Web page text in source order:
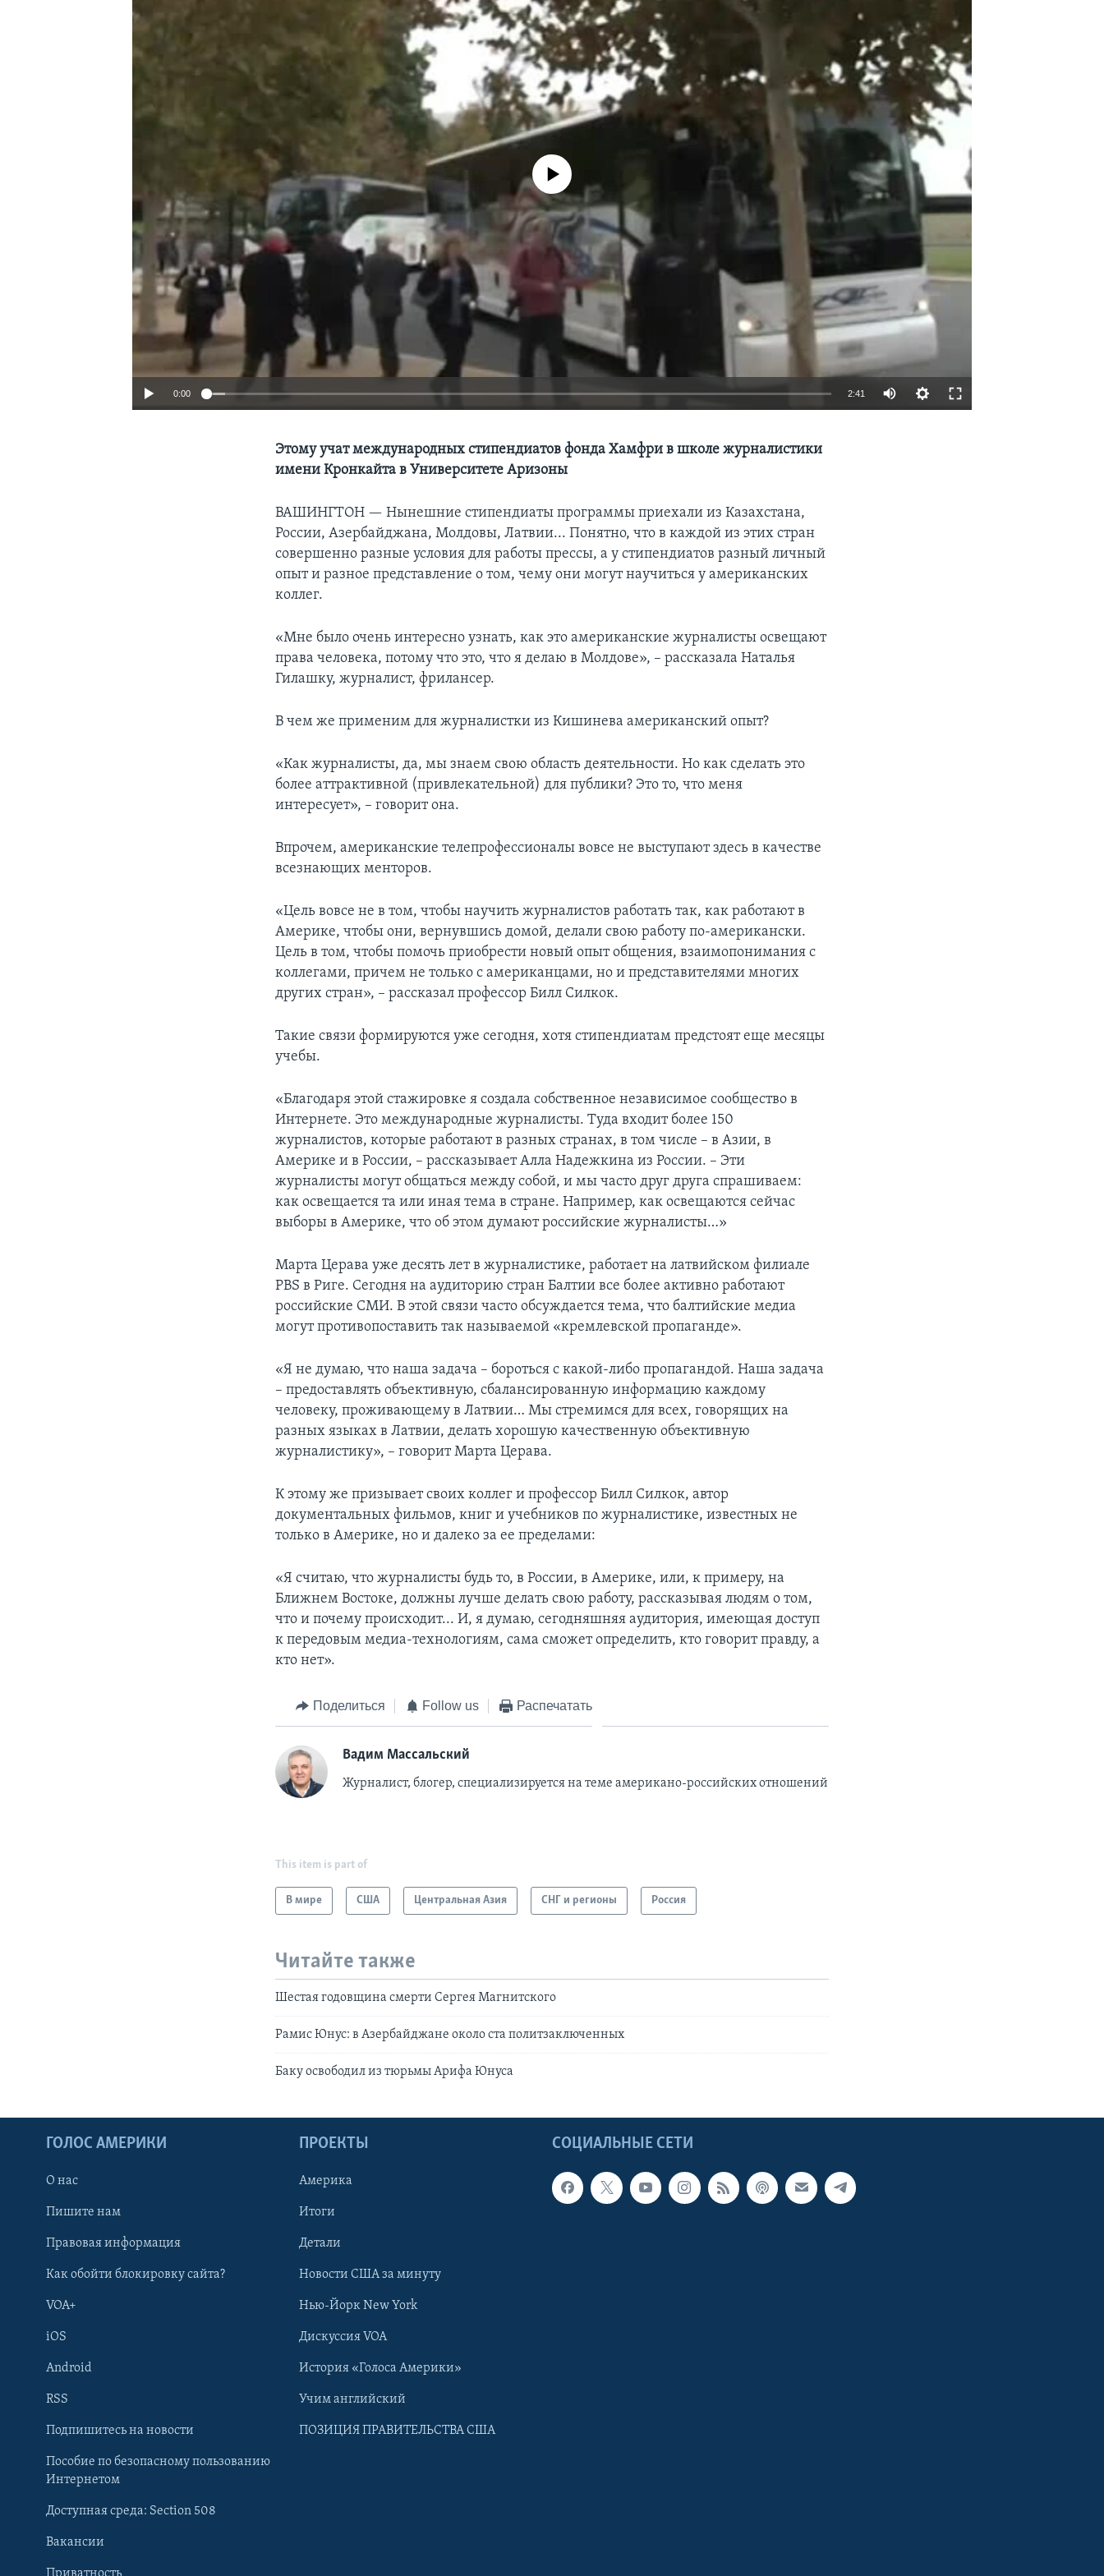
Learning English
No media source currently available
0:00 2:41
Этому учат международных стипендиатов фонда Хамфри в школе журналистики
имени Кронкайта в Университете Аризоны
ВАШИНГТОН —Нынешние стипендиаты программы приехали из Казахстана,
России, Азербайджана, Молдовы, Латвии... Понятно, что в каждой из этих стран
совершенно разные условия для работы прессы, а у стипендиатов разный личный
опыт и разное представление о том, чему они могут научиться у американских
коллег.
«Мне было очень интересно узнать, как это американские журналисты освещают
права человека, потому что это, что я делаю в Молдове», – рассказала Наталья
Гилашку, журналист, фрилансер.
В чем же применим для журналистки из Кишинева американский опыт?
«Как журналисты, да, мы знаем свою область деятельности. Но как сделать это
более аттрактивной (привлекательной) для публики? Это то, что меня
интересует», – говорит она.
Впрочем, американские телепрофессионалы вовсе не выступают здесь в качестве
всезнающих менторов.
«Цель вовсе не в том, чтобы научить журналистов работать так, как работают в
Америке, чтобы они, вернувшись домой, делали свою работу по-американски.
Цель в том, чтобы помочь приобрести новый опыт общения, взаимопонимания с
коллегами, причем не только с американцами, но и представителями многих
других стран», – рассказал профессор Билл Силкок.
Такие связи формируются уже сегодня, хотя стипендиатам предстоят еще месяцы
учебы.
«Благодаря этой стажировке я создала собственное независимое сообщество в
Интернете. Это международные журналисты. Туда входит более 150
журналистов, которые работают в разных странах, в том числе – в Азии, в
Америке и в России, – рассказывает Алла Надежкина из России. – Эти
журналисты могут общаться между собой, и мы часто друг друга спрашиваем:
как освещается та или иная тема в стране. Например, как освещаются сейчас
выборы в Америке, что об этом думают российские журналисты…»
Марта Церава уже десять лет в журналистике, работает на латвийском филиале
PBS в Риге. Сегодня на аудиторию стран Балтии все более активно работают
российские СМИ. В этой связи часто обсуждается тема, что балтийские медиа
могут противопоставить так называемой «кремлевской пропаганде».
«Я не думаю, что наша задача – бороться с какой-либо пропагандой. Наша задача
– предоставлять объективную, сбалансированную информацию каждому
человеку, проживающему в Латвии… Мы стремимся для всех, говорящих на
разных языках в Латвии, делать хорошую качественную объективную
журналистику», – говорит Марта Церава.
К этому же призывает своих коллег и профессор Билл Силкок, автор
документальных фильмов, книг и учебников по журналистике, известных не
только в Америке, но и далеко за ее пределами:
«Я считаю, что журналисты будь то, в России, в Америке, или, к примеру, на
Ближнем Востоке, должны лучше делать свою работу, рассказывая людям о том,
что и почему происходит... И, я думаю, сегодняшняя аудитория, имеющая доступ
к передовым медиа-технологиям, сама сможет определить, кто говорит правду, а
кто нет».
Поделиться Follow us Распечатать
Вадим Массальский
Журналист, блогер, специализируется на теме американо-российских отношений
This item is part of
В мире США Центральная Азия СНГ и регионы Россия
Читайте также
Шестая годовщина смерти Сергея Магнитского
Рамис Юнус: в Азербайджане около ста политзаключенных
Баку освободил из тюрьмы Арифа Юнуса
СОЦИАЛЬНЫЕ СЕТИ
ГОЛОС АМЕРИКИ
О нас
Пишите нам
Правовая информация
Как обойти блокировку сайта?
VOA+
iOS
Android
RSS
Подпишитесь на новости
Пособие по безопасному пользованию
Интернетом
Доступная среда: Section 508
Вакансии
ПРОЕКТЫ
Америка
Итоги
Детали
Новости США за минуту
Нью-Йорк New York
Дискуссия VOA
История «Голоса Америки»
Учим английский
ПОЗИЦИЯ ПРАВИТЕЛЬСТВА США